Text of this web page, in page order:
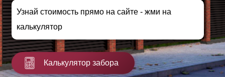
Узнай стоимость прямо на сайте - жми на
калькулятор
Калькулятор забора